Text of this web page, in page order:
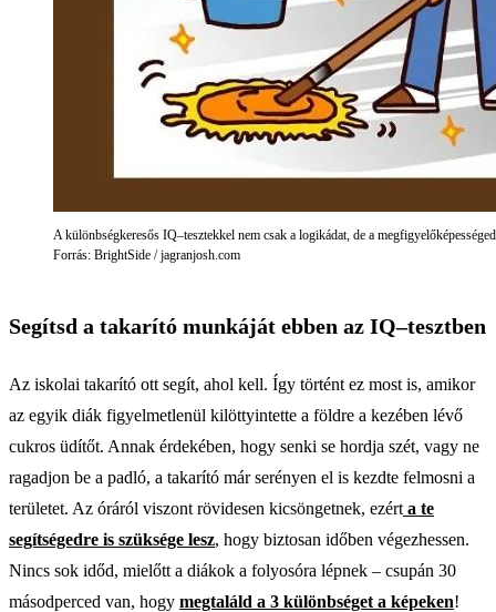
A különbségkeresős IQ–tesztekkel nem csak a logikádat, de a
Forrás: BrightSide / jagranjosh.com
Segítsd a takarító munkáját ebben az IQ–tesztben
Az iskolai takarító ott segít, ahol kell. Így történt ez most is, amikor
az egyik diák figyelmetlenül kilöttyintette a földre a kezében lévő
cukros üdítőt. Annak érdekében, hogy senki se hordja szét, vagy ne
ragadjon be a padló, a takarító már serényen el is kezdte felmosni a
területet. Az óráról viszont rövidesen kicsöngetnek, ezért a te
segítségedre is szüksége lesz, hogy biztosan időben végezhessen.
Nincs sok időd, mielőtt a diákok a folyosóra lépnek – csupán 30
másodperced van, hogy megtaláld a 3 különbséget a képeken!